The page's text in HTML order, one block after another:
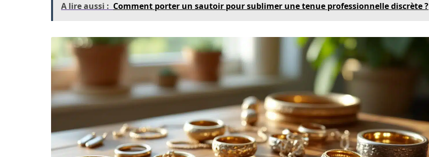
A lire aussi : Comment porter un sautoir pour sublimer une tenue professionnelle discrète ?